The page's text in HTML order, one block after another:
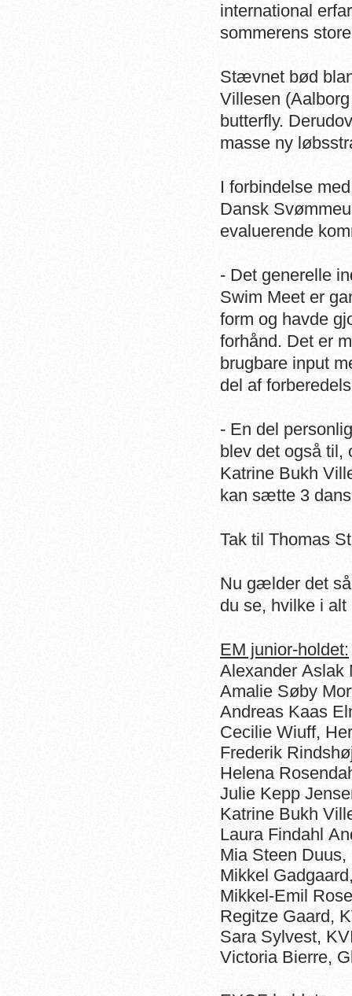
international
sommerens
Stævnet bød
Villesen
butterfly.
masse ny
I forbindelse
Dansk
evaluerende
- Det generelle
Swim Meet er
form og havde
forhånd. Det er
brugbare input
del af
- En del
blev det også til,
Katrine Bukh
kan sætte 3
Tak til Thomas
Nu gælder det
du se, hvilke i
EM junior-holdet:
Alexander Aslak
Amalie Søby
Andreas Kaas
Cecilie Wiuff,
Frederik
Helena
Julie Kepp
Katrine Bukh
Laura Findahl
Mia Steen
Mikkel
Mikkel-Emil
Regitze Gaard,
Sara Sylvest,
Victoria Bierre,